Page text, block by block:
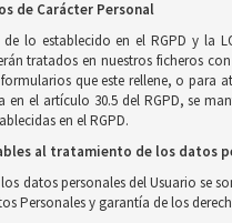
de Carácter Personal
lo establecido en el RGPD y la
tratados en nuestros ficheros
que este rellene, o para
en el artículo 30.5 del RGPD, se
en el RGPD.
al tratamiento de los datos
datos personales del Usuario se
Personales y garantía de los